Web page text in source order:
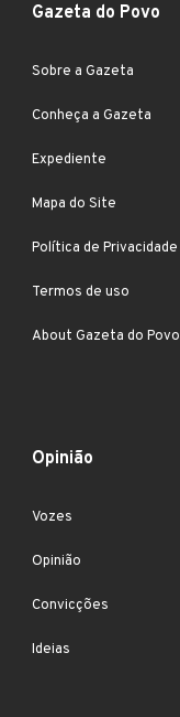
Gazeta do Povo
Sobre a Gazeta
Conheça a Gazeta
Expediente
Mapa do Site
Política de Privacidade
Termos de uso
About Gazeta do Povo
Opinião
Vozes
Opinião
Convicções
Ideias